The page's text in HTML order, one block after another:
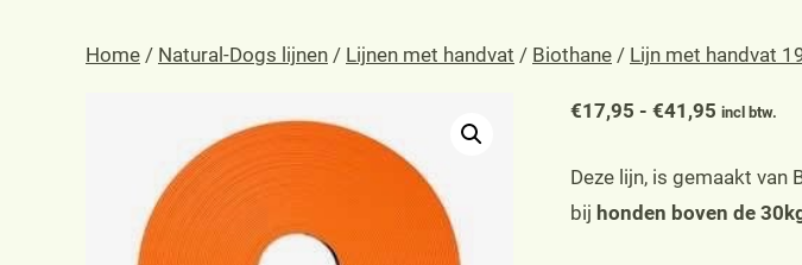
Home / Natural-Dogs lijnen / Lijnen met handvat / Biothane / Lijn met handvat
€17,95 - €41,95
tot
€41,95
incl btw.
Deze lijn, is gemaakt van
bij honden boven de